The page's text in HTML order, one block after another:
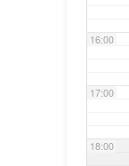
16:00
17:00
18:00